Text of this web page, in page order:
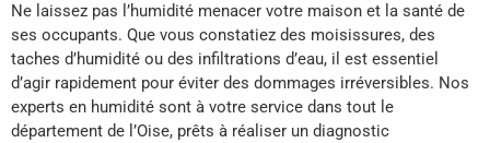
Ne laissez pas l’humidité menacer votre maison et la santé de
ses occupants. Que vous constatiez des moisissures, des
taches d’humidité ou des infiltrations d’eau, il est essentiel
d’agir rapidement pour éviter des dommages irréversibles. Nos
experts en humidité sont à votre service dans tout le
département de l’Oise, prêts à réaliser un diagnostic